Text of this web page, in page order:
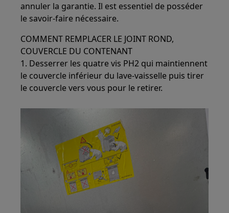
annuler la garantie. Il est essentiel de posséder
le savoir-faire nécessaire.
COMMENT REMPLACER LE JOINT ROND,
COUVERCLE DU CONTENANT
1. Desserrer les quatre vis PH2 qui maintiennent
le couvercle inférieur du lave-vaisselle puis tirer
le couvercle vers vous pour le retirer.